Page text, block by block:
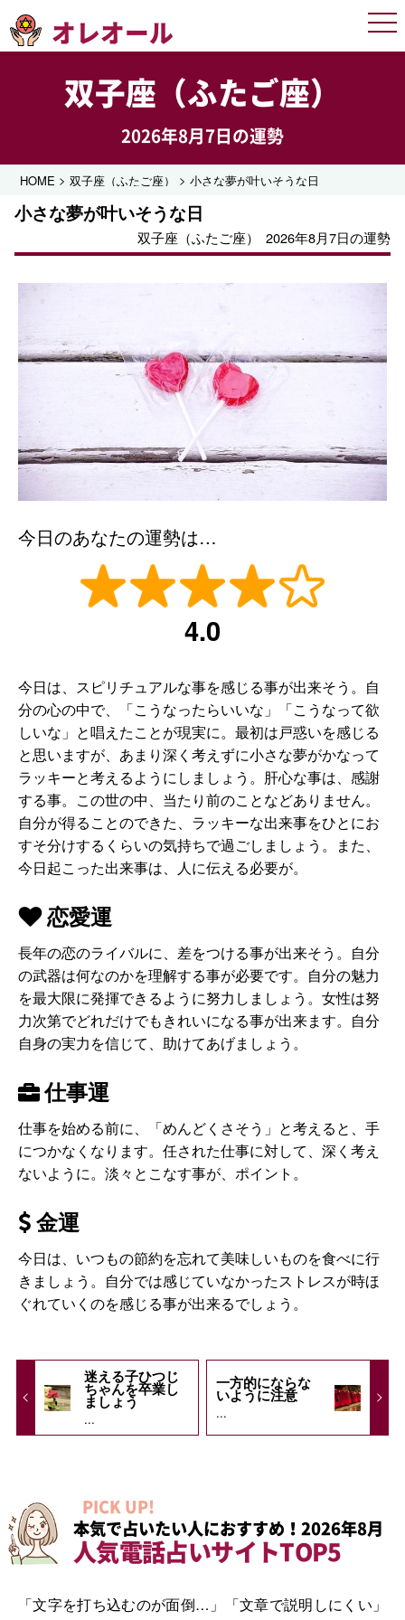
オレオール
双子座（ふたご座）
2026年8月7日の運勢
HOME >双子座（ふたご座） >小さな夢が叶いそうな日
小さな夢が叶いそうな日
双子座（ふたご座） 2026年8月7日の運勢
今日のあなたの運勢は…
4.0
今日は、スピリチュアルな事を感じる事が出来そう。自
分の心の中で、「こうなったらいいな」「こうなって欲
しいな」と唱えたことが現実に。最初は戸惑いを感じる
と思いますが、あまり深く考えずに小さな夢がかなって
ラッキーと考えるようにしましょう。肝心な事は、感謝
する事。この世の中、当たり前のことなどありません。
自分が得ることのできた、ラッキーな出来事をひとにお
すそ分けするくらいの気持ちで過ごしましょう。また、
今日起こった出来事は、人に伝える必要が。
恋愛運
長年の恋のライバルに、差をつける事が出来そう。自分
の武器は何なのかを理解する事が必要です。自分の魅力
を最大限に発揮できるように努力しましょう。女性は努
力次第でどれだけでもきれいになる事が出来ます。自分
自身の実力を信じて、助けてあげましょう。
仕事運
仕事を始める前に、「めんどくさそう」と考えると、手
につかなくなります。任された仕事に対して、深く考え
ないように。淡々とこなす事が、ポイント。
金運
今日は、いつもの節約を忘れて美味しいものを食べに行
きましょう。自分では感じていなかったストレスが時ほ
ぐれていくのを感じる事が出来るでしょう。
迷える子ひつじ
ちゃんを卒業し
ましょう
...
一方的にならな
いように注意
...
PICK UP!
本気で占いたい人におすすめ！2026年8月
人気電話占いサイトTOP5
「文字を打ち込むのが面倒…」「文章で説明しにくい」